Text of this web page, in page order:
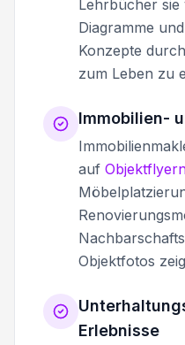
Lehrbücher
Diagramme
Konzepte
zum Leben zu
Immobilien-
auf
Objektfotos
Erlebnisse